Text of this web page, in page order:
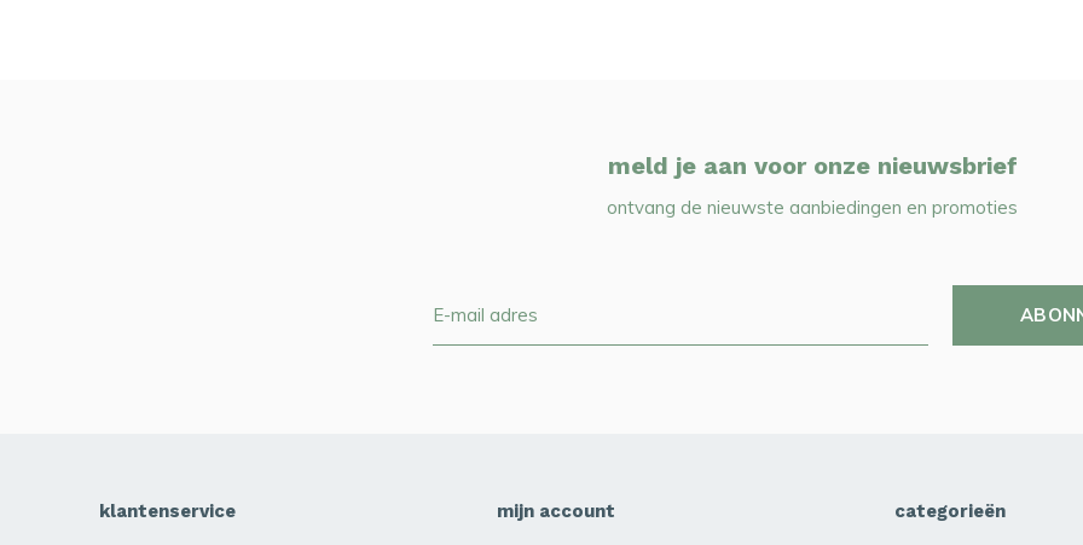
meld je aan voor onze nieuwsbrief
ontvang de nieuwste aanbiedingen en promoties
klantenservice mijn account categorieën